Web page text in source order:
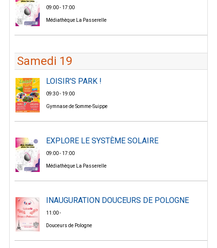
09:00 - 17:00
Médiathèque La Passerelle
Samedi 19
LOISIR'S PARK !
09:30 - 19:00
Gymnase de Somme-Suippe
EXPLORE LE SYSTÈME SOLAIRE
09:00 - 17:00
Médiathèque La Passerelle
INAUGURATION DOUCEURS DE POLOGNE
11:00 -
Douceurs de Pologne